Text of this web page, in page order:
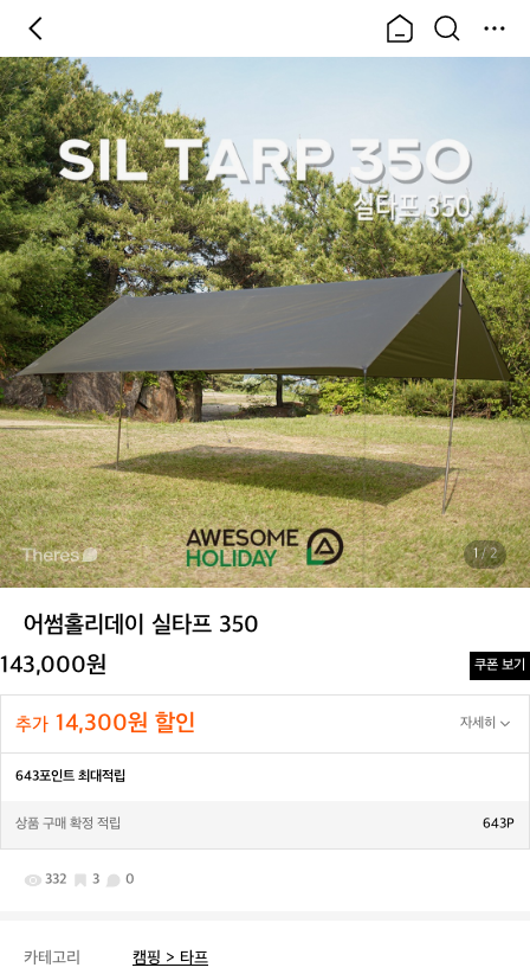
1/ 2
어썸홀리데이 실타프 350
143,000원
쿠폰 보기
추가 14,300원 할인 자세히
643포인트 최대적립
상품 구매 확정 적립 643P
332 3 0
카테고리
캠핑 > 타프